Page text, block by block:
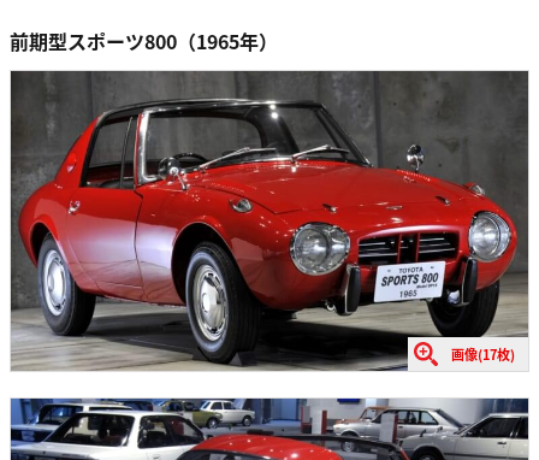
前期型スポーツ800（1965年）
画像(17枚)